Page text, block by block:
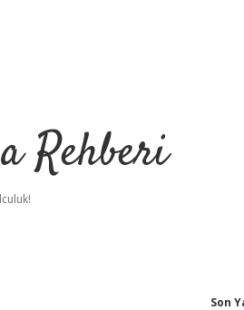
Rehberi
Son
deneme bonusu veren